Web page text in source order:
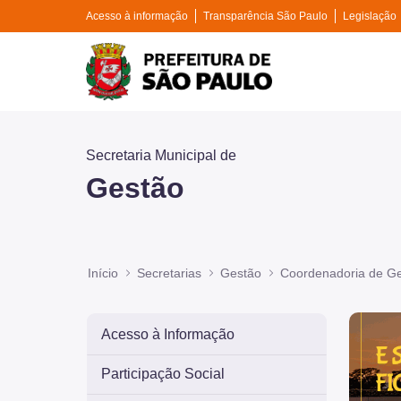
Pular para o Conteúdo principal
Acesso à informação Divisor de acesso à informação
Transparência São Paulo Divisor de
Legislação
Prefeitura de São
Secretaria Municipal de
Gestão
Início Secretarias Gestão Coordenadoria de
Acesso à Informação
Participação Social